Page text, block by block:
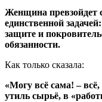
Женщина превзойдет
единственной
защите и
обязанности.
Как только сказала:
«Могу всё сама! –
утиль сырьё, в